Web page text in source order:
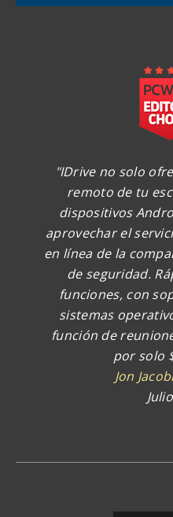
"IDrive no solo
remoto de tu
dispositivos
aprovechar el
en línea de la
de seguridad.
funciones, con
sistemas
función de
por solo
Jon